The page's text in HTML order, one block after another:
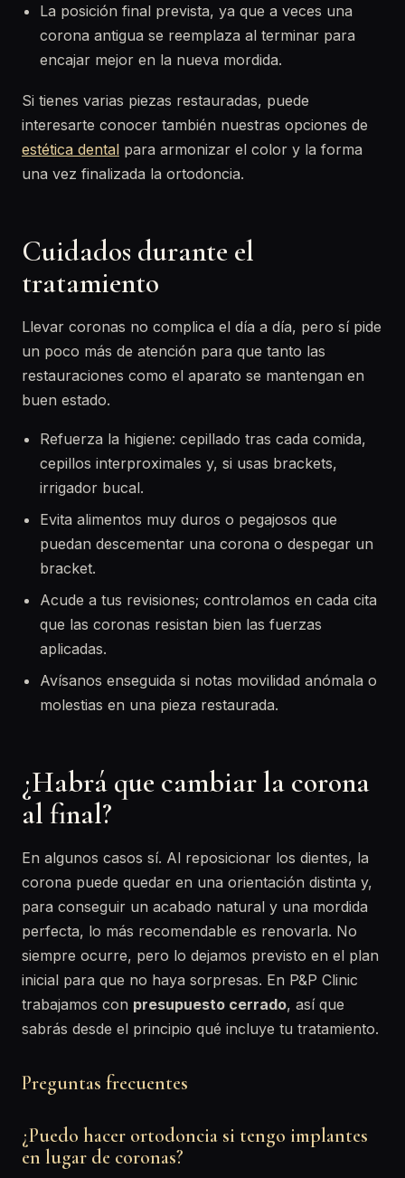
La posición final prevista, ya que a veces una
corona antigua se reemplaza al terminar para
encajar mejor en la nueva mordida.
Si tienes varias piezas restauradas, puede
interesarte conocer también nuestras opciones de
estética dental para armonizar el color y la forma
una vez finalizada la ortodoncia.
Cuidados durante el
tratamiento
Llevar coronas no complica el día a día, pero sí pide
un poco más de atención para que tanto las
restauraciones como el aparato se mantengan en
buen estado.
Refuerza la higiene: cepillado tras cada comida,
cepillos interproximales y, si usas brackets,
irrigador bucal.
Evita alimentos muy duros o pegajosos que
puedan descementar una corona o despegar un
bracket.
Acude a tus revisiones; controlamos en cada cita
que las coronas resistan bien las fuerzas
aplicadas.
Avísanos enseguida si notas movilidad anómala o
molestias en una pieza restaurada.
¿Habrá que cambiar la corona
al final?
En algunos casos sí. Al reposicionar los dientes, la
corona puede quedar en una orientación distinta y,
para conseguir un acabado natural y una mordida
perfecta, lo más recomendable es renovarla. No
siempre ocurre, pero lo dejamos previsto en el plan
inicial para que no haya sorpresas. En P&P Clinic
trabajamos con presupuesto cerrado, así que
sabrás desde el principio qué incluye tu tratamiento.
Preguntas frecuentes
¿Puedo hacer ortodoncia si tengo implantes
en lugar de coronas?